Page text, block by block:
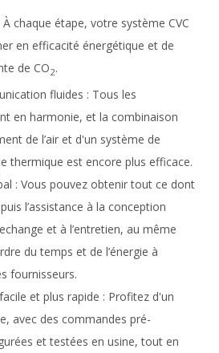
chaque étape, votre système CVC
en efficacité énergétique et de
de CO2.
fluides : Tous les
en harmonie, et la combinaison
de l’air et d'un système de
thermique est encore plus efficace.
: Vous pouvez obtenir tout ce dont
l’assistance à la conception
et à l’entretien, au même
du temps et de l’énergie à
fournisseurs.
et plus rapide : Profitez d'un
avec des commandes pré-
et testées en usine, tout en